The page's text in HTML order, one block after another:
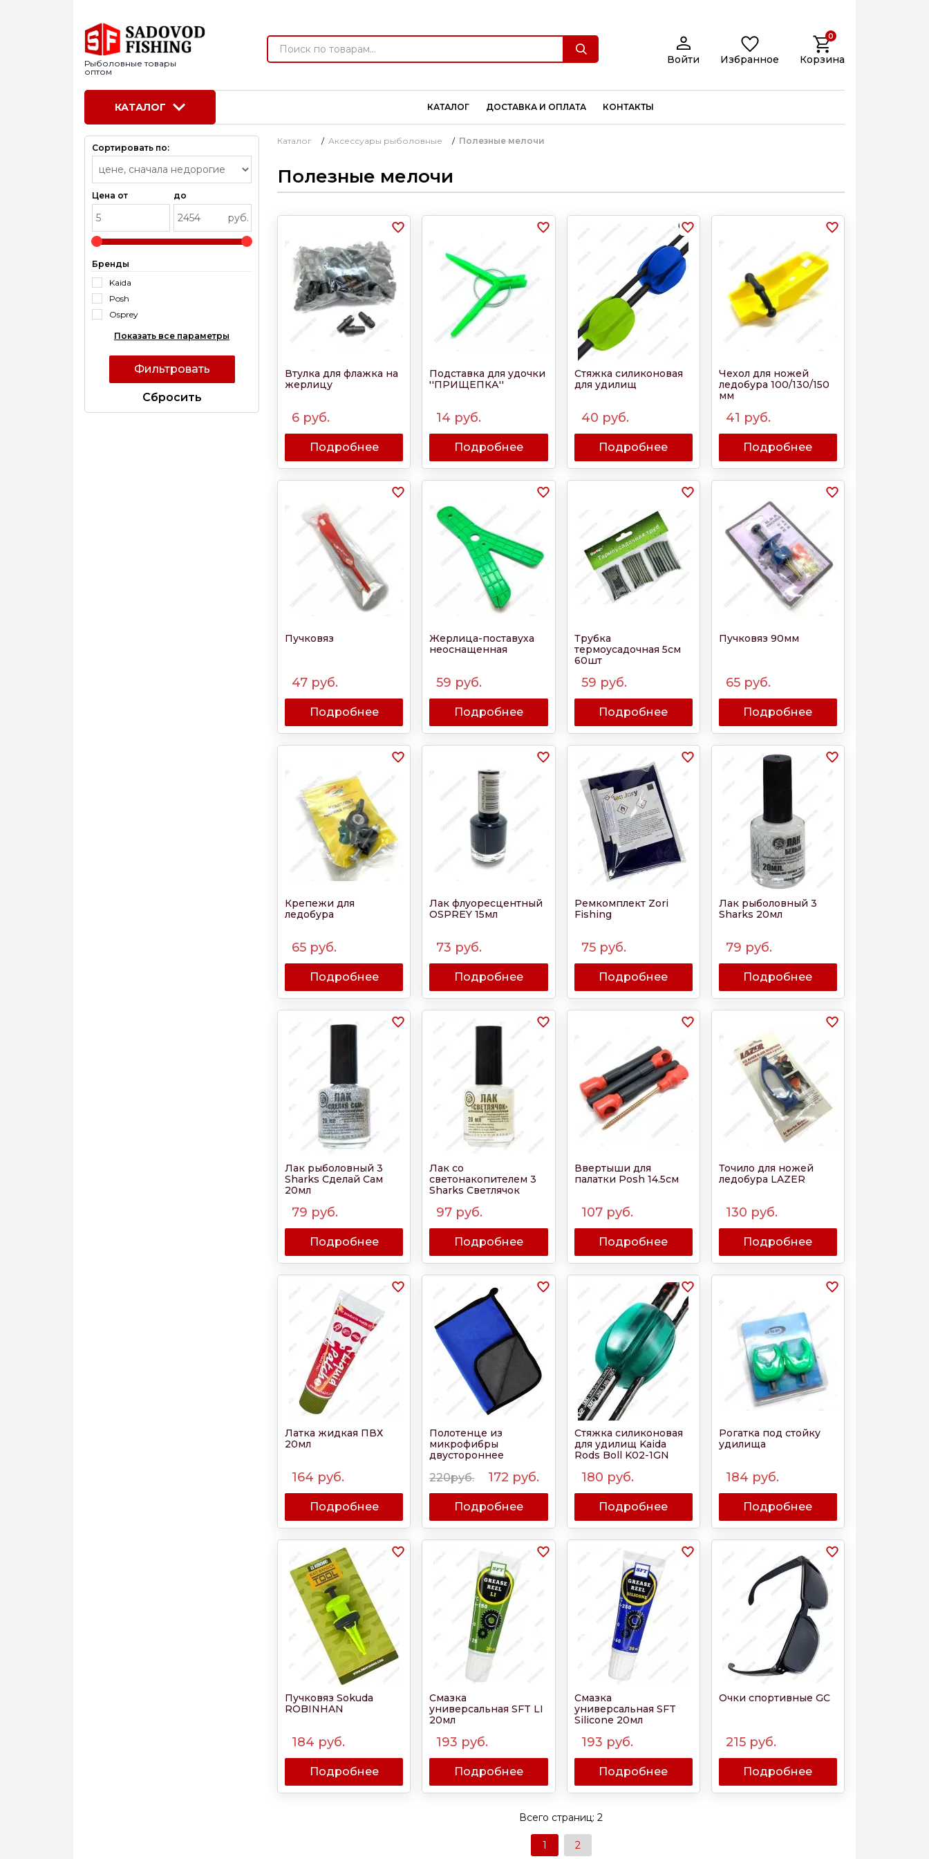
Рыболовные товары
оптом
Войти Избранное
0
Корзина
КАТАЛОГ КАТАЛОГ ДОСТАВКА И ОПЛАТА КОНТАКТЫ
Сортировать по:
Цена от до
руб.
Бренды
Kaida
Posh
Osprey
Показать все параметры
Cбросить
Каталог / Аксессуары рыболовные / Полезные мелочи
Полезные мелочи
Втулка для флажка на
жерлицу
6 руб.
Подробнее
Подставка для удочки
''ПРИЩЕПКА''
14 руб.
Подробнее
Стяжка силиконовая
для удилищ
40 руб.
Подробнее
Чехол для ножей
ледобура 100/130/150
мм
41 руб.
Подробнее
Пучковяз
47 руб.
Подробнее
Жерлица-поставуха
неоснащенная
59 руб.
Подробнее
Трубка
термоусадочная 5см
60шт
59 руб.
Подробнее
Пучковяз 90мм
65 руб.
Подробнее
Крепежи для
ледобура
65 руб.
Подробнее
Лак флуоресцентный
OSPREY 15мл
73 руб.
Подробнее
Ремкомплект Zori
Fishing
75 руб.
Подробнее
Лак рыболовный 3
Sharks 20мл
79 руб.
Подробнее
Лак рыболовный 3
Sharks Сделай Сам
20мл
79 руб.
Подробнее
Лак со
светонакопителем 3
Sharks Светлячок
97 руб.
Подробнее
Ввертыши для
палатки Posh 14.5см
107 руб.
Подробнее
Точило для ножей
ледобура LAZER
130 руб.
Подробнее
Латка жидкая ПВХ
20мл
164 руб.
Подробнее
Полотенце из
микрофибры
двустороннее
2025
220руб. 172 руб.
Подробнее
Стяжка силиконовая
для удилищ Kaida
Rods Boll K02-1GN
180 руб.
Подробнее
Рогатка под стойку
удилища
184 руб.
Подробнее
Пучковяз Sokuda
ROBINHAN
184 руб.
Подробнее
Смазка
универсальная SFT LI
20мл
193 руб.
Подробнее
Смазка
универсальная SFT
Silicone 20мл
193 руб.
Подробнее
Очки спортивные GC
215 руб.
Подробнее
Всего страниц: 2
1 2